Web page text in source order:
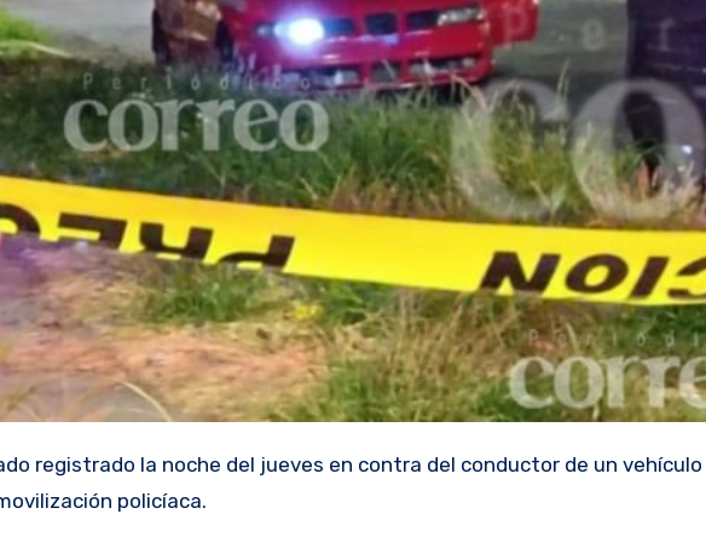
registrado la noche del jueves en contra del conductor de un vehículo
policíaca.